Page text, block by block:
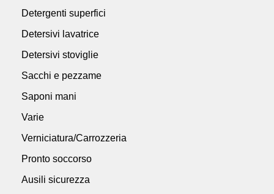
Detergenti superfici
Detersivi lavatrice
Detersivi stoviglie
Sacchi e pezzame
Saponi mani
Varie
Verniciatura/Carrozzeria
Pronto soccorso
Ausili sicurezza